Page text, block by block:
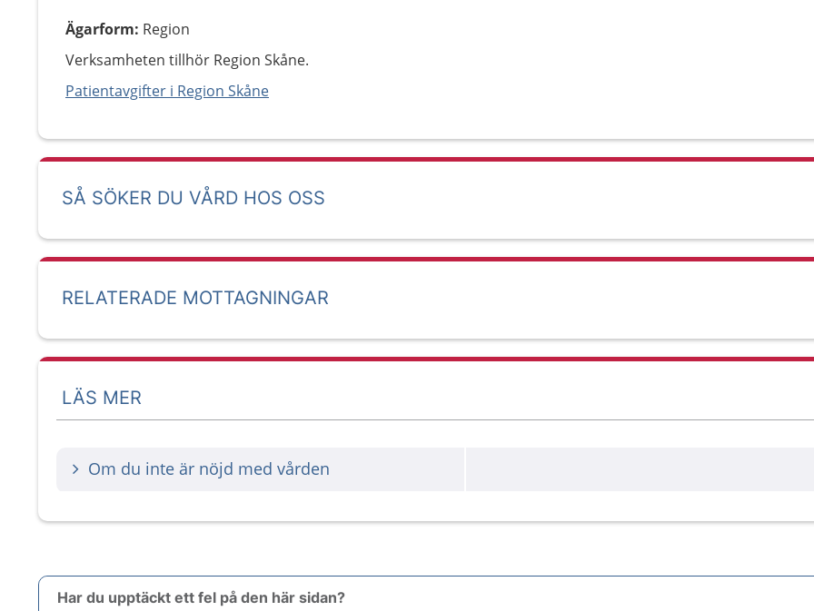
Ägarform: Region
Verksamheten tillhör Region Skåne.
Patientavgifter i Region Skåne
SÅ SÖKER DU VÅRD HOS OSS
RELATERADE MOTTAGNINGAR
LÄS MER
Om du inte är nöjd med vården
Har du upptäckt ett fel på den här sidan?